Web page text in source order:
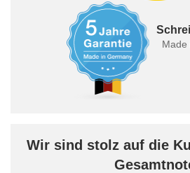
Made
Wir sind stolz auf die